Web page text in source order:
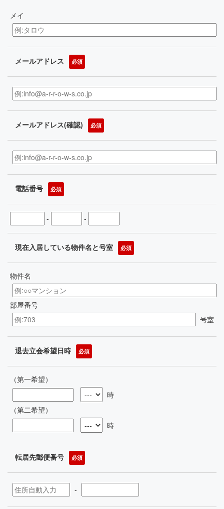
メイ
メールアドレス 必須
メールアドレス(確認) 必須
電話番号 必須
- -
現在入居している物件名と号室 必須
物件名
部屋番号
号室
退去立会希望日時 必須
（第一希望）
時
（第二希望）
時
転居先郵便番号 必須
-